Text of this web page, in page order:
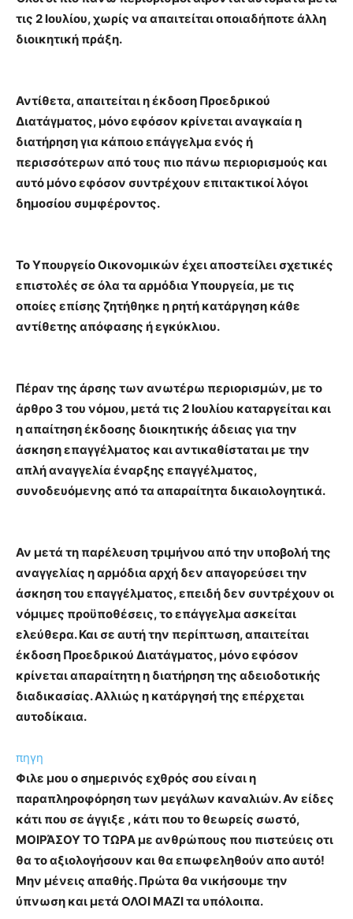
τις 2 Ιουλίου, χωρίς να απαιτείται οποιαδήποτε άλλη
διοικητική πράξη.
Αντίθετα, απαιτείται η έκδοση Προεδρικού
Διατάγματος, μόνο εφόσον κρίνεται αναγκαία η
διατήρηση για κάποιο επάγγελμα ενός ή
περισσότερων από τους πιο πάνω περιορισμούς και
αυτό μόνο εφόσον συντρέχουν επιτακτικοί λόγοι
δημοσίου συμφέροντος.
Το Υπουργείο Οικονομικών έχει αποστείλει σχετικές
επιστολές σε όλα τα αρμόδια Υπουργεία, με τις
οποίες επίσης ζητήθηκε η ρητή κατάργηση κάθε
αντίθετης απόφασης ή εγκύκλιου.
Πέραν της άρσης των ανωτέρω περιορισμών, με το
άρθρο 3 του νόμου, μετά τις 2 Ιουλίου καταργείται και
η απαίτηση έκδοσης διοικητικής άδειας για την
άσκηση επαγγέλματος και αντικαθίσταται με την
απλή αναγγελία έναρξης επαγγέλματος,
συνοδευόμενης από τα απαραίτητα δικαιολογητικά.
Αν μετά τη παρέλευση τριμήνου από την υποβολή της
αναγγελίας η αρμόδια αρχή δεν απαγορεύσει την
άσκηση του επαγγέλματος, επειδή δεν συντρέχουν οι
νόμιμες προϋποθέσεις, το επάγγελμα ασκείται
ελεύθερα. Και σε αυτή την περίπτωση, απαιτείται
έκδοση Προεδρικού Διατάγματος, μόνο εφόσον
κρίνεται απαραίτητη η διατήρηση της αδειοδοτικής
διαδικασίας. Αλλιώς η κατάργησή της επέρχεται
αυτοδίκαια.
πηγη
Φιλε μου ο σημερινός εχθρός σου είναι η
παραπληροφόρηση των μεγάλων καναλιών. Αν είδες
κάτι που σε άγγιξε , κάτι που το θεωρείς σωστό,
ΜΟΙΡΆΣΟΥ ΤΟ ΤΩΡΑ με ανθρώπους που πιστεύεις οτι
θα το αξιολογήσουν και θα επωφεληθούν απο αυτό!
Μην μένεις απαθής. Πρώτα θα νικήσουμε την
ύπνωση και μετά ΟΛΟΙ ΜΑΖΙ τα υπόλοιπα.